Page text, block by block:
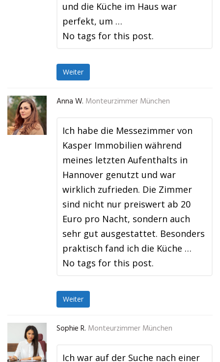
und die Küche im Haus war
perfekt, um …
No tags for this post.
Weiter
Anna W. Monteurzimmer München
Ich habe die Messezimmer von
Kasper Immobilien während
meines letzten Aufenthalts in
Hannover genutzt und war
wirklich zufrieden. Die Zimmer
sind nicht nur preiswert ab 20
Euro pro Nacht, sondern auch
sehr gut ausgestattet. Besonders
praktisch fand ich die Küche …
No tags for this post.
Weiter
Sophie R. Monteurzimmer München
Ich war auf der Suche nach einer